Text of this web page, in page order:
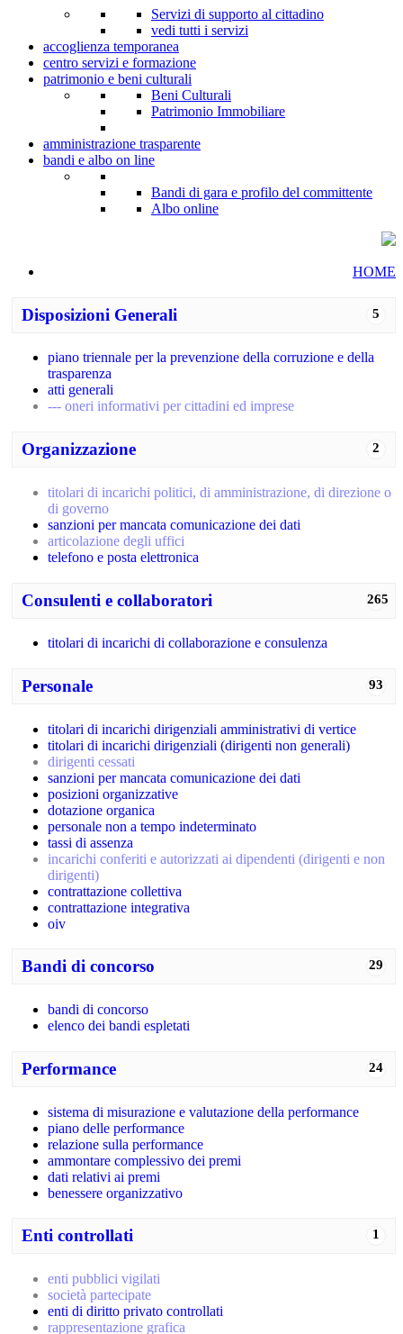
Servizi di supporto al cittadino
vedi tutti i servizi
accoglienza temporanea
centro servizi e formazione
patrimonio e beni culturali
Beni Culturali
Patrimonio Immobiliare
amministrazione trasparente
bandi e albo on line
Bandi di gara e profilo del committente
Albo online
HOME
5
Disposizioni Generali
piano triennale per la prevenzione della corruzione e della
trasparenza
atti generali
--- oneri informativi per cittadini ed imprese
2
Organizzazione
titolari di incarichi politici, di amministrazione, di direzione o
di governo
sanzioni per mancata comunicazione dei dati
articolazione degli uffici
telefono e posta elettronica
265
Consulenti e collaboratori
titolari di incarichi di collaborazione e consulenza
93
Personale
titolari di incarichi dirigenziali amministrativi di vertice
titolari di incarichi dirigenziali (dirigenti non generali)
dirigenti cessati
sanzioni per mancata comunicazione dei dati
posizioni organizzative
dotazione organica
personale non a tempo indeterminato
tassi di assenza
incarichi conferiti e autorizzati ai dipendenti (dirigenti e non
dirigenti)
contrattazione collettiva
contrattazione integrativa
oiv
29
Bandi di concorso
bandi di concorso
elenco dei bandi espletati
24
Performance
sistema di misurazione e valutazione della performance
piano delle performance
relazione sulla performance
ammontare complessivo dei premi
dati relativi ai premi
benessere organizzativo
1
Enti controllati
enti pubblici vigilati
società partecipate
enti di diritto privato controllati
rappresentazione grafica